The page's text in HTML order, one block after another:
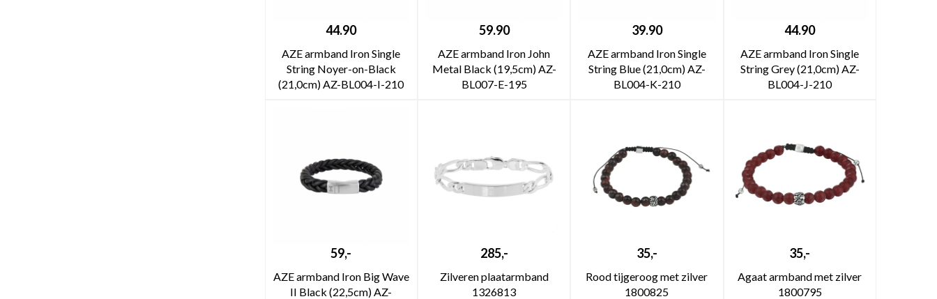
44.90
AZE armband Iron Single
String Noyer-on-Black
(21,0cm) AZ-BL004-I-210
59.90
AZE armband Iron John
Metal Black (19,5cm) AZ-
BL007-E-195
39.90
AZE armband Iron Single
String Blue (21,0cm) AZ-
BL004-K-210
44.90
AZE armband Iron Single
String Grey (21,0cm) AZ-
BL004-J-210
59,-
AZE armband Iron Big Wave
II Black (22,5cm) AZ-
285,-
Zilveren plaatarmband
1326813
35,-
Rood tijgeroog met zilver
1800825
35,-
Agaat armband met zilver
1800795